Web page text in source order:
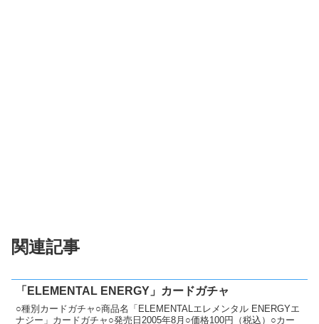
関連記事
「ELEMENTAL ENERGY」カードガチャ
○種別カードガチャ○商品名「ELEMENTALエレメンタル ENERGYエ
ナジー」カードガチャ○発売日2005年8月○価格100円（税込）○カー